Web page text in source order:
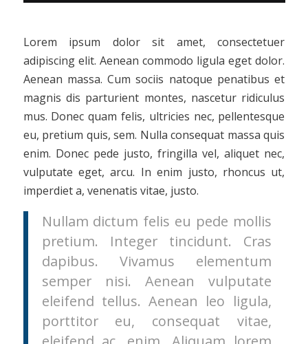
Lorem ipsum dolor sit amet, consectetuer
adipiscing elit. Aenean commodo ligula eget dolor.
Aenean massa. Cum sociis natoque penatibus et
magnis dis parturient montes, nascetur ridiculus
mus. Donec quam felis, ultricies nec, pellentesque
eu, pretium quis, sem. Nulla consequat massa quis
enim. Donec pede justo, fringilla vel, aliquet nec,
vulputate eget, arcu. In enim justo, rhoncus ut,
imperdiet a, venenatis vitae, justo.
Nullam dictum felis eu pede mollis
pretium. Integer tincidunt. Cras
dapibus. Vivamus elementum
semper nisi. Aenean vulputate
eleifend tellus. Aenean leo ligula,
porttitor eu, consequat vitae,